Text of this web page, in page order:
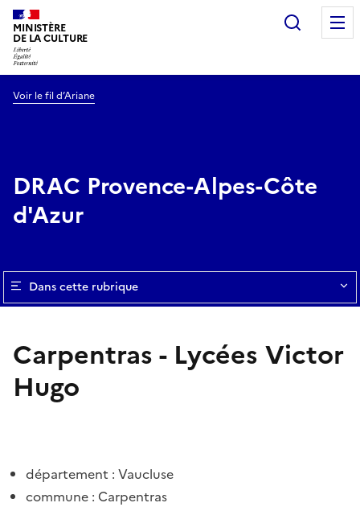
MINISTÈRE
DE LA CULTURE
Voir le fil d’Ariane
DRAC Provence-Alpes-Côte
d'Azur
Dans cette rubrique
Carpentras - Lycées Victor
Hugo
département : Vaucluse
commune : Carpentras